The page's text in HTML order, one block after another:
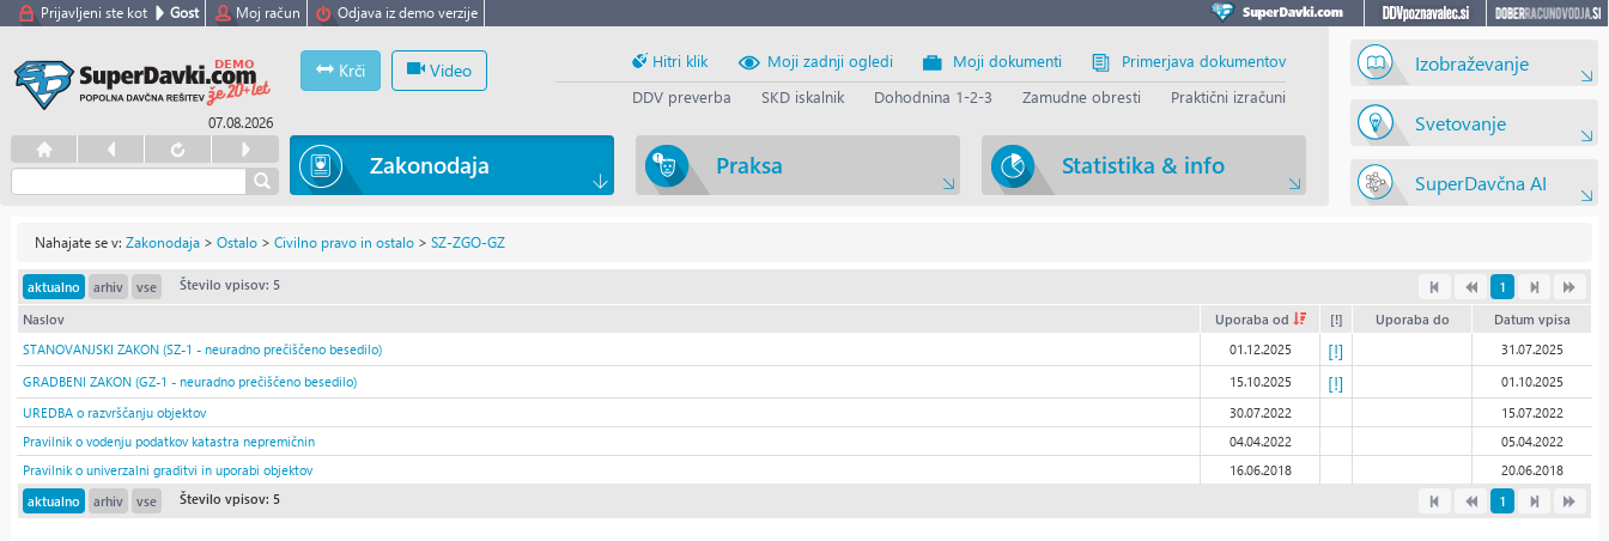
Prijavljeni ste kot Gost Moj račun Odjava iz demo verzije
07.08.2026
Krči Video Hitri klik Moji zadnji ogledi Moji dokumenti
Primerjava dokumentov
DDV preverba
SKD iskalnik Dohodnina 1-2-3 Zamudne obresti Praktični izračuni
Zakonodaja Praksa Statistika & info
Izobraževanje
Svetovanje
SuperDavčna AI
Nahajate se v: Zakonodaja > Ostalo > Civilno pravo in ostalo > SZ-ZGO-GZ
aktualno arhiv vse Število vpisov: 5 1
Naslov Uporaba od [!] Uporaba do
Datum vpisa
STANOVANJSKI ZAKON (SZ-1 - neuradno prečiščeno besedilo)
01.12.2025 [!] 31.07.2025
GRADBENI ZAKON (GZ-1 - neuradno prečiščeno besedilo) 15.10.2025 [!]
01.10.2025
UREDBA o razvrščanju objektov
30.07.2022
15.07.2022
Pravilnik o vodenju podatkov katastra nepremičnin
04.04.2022
05.04.2022
Pravilnik o univerzalni graditvi in uporabi objektov
16.06.2018
20.06.2018
aktualno
arhiv vse Število vpisov: 5 1